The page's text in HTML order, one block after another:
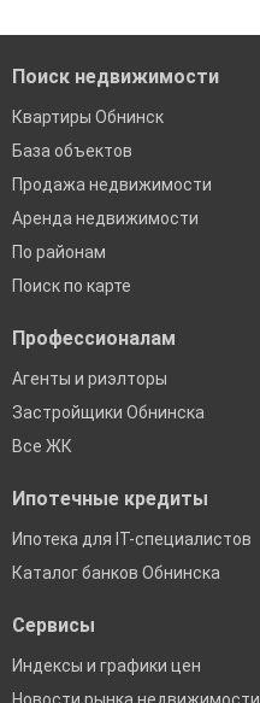
Поиск недвижимости
Квартиры Обнинск
База объектов
Продажа недвижимости
Аренда недвижимости
По районам
Поиск по карте
Профессионалам
Агенты и риэлторы
Застройщики Обнинска
Все ЖК
Ипотечные кредиты
Ипотека для IT-специалистов
Каталог банков Обнинска
Сервисы
Индексы и графики цен